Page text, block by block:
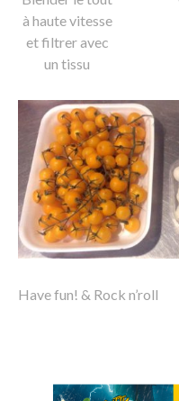
à haute vitesse
et filtrer avec
un tissu
Have fun! & Rock n’roll